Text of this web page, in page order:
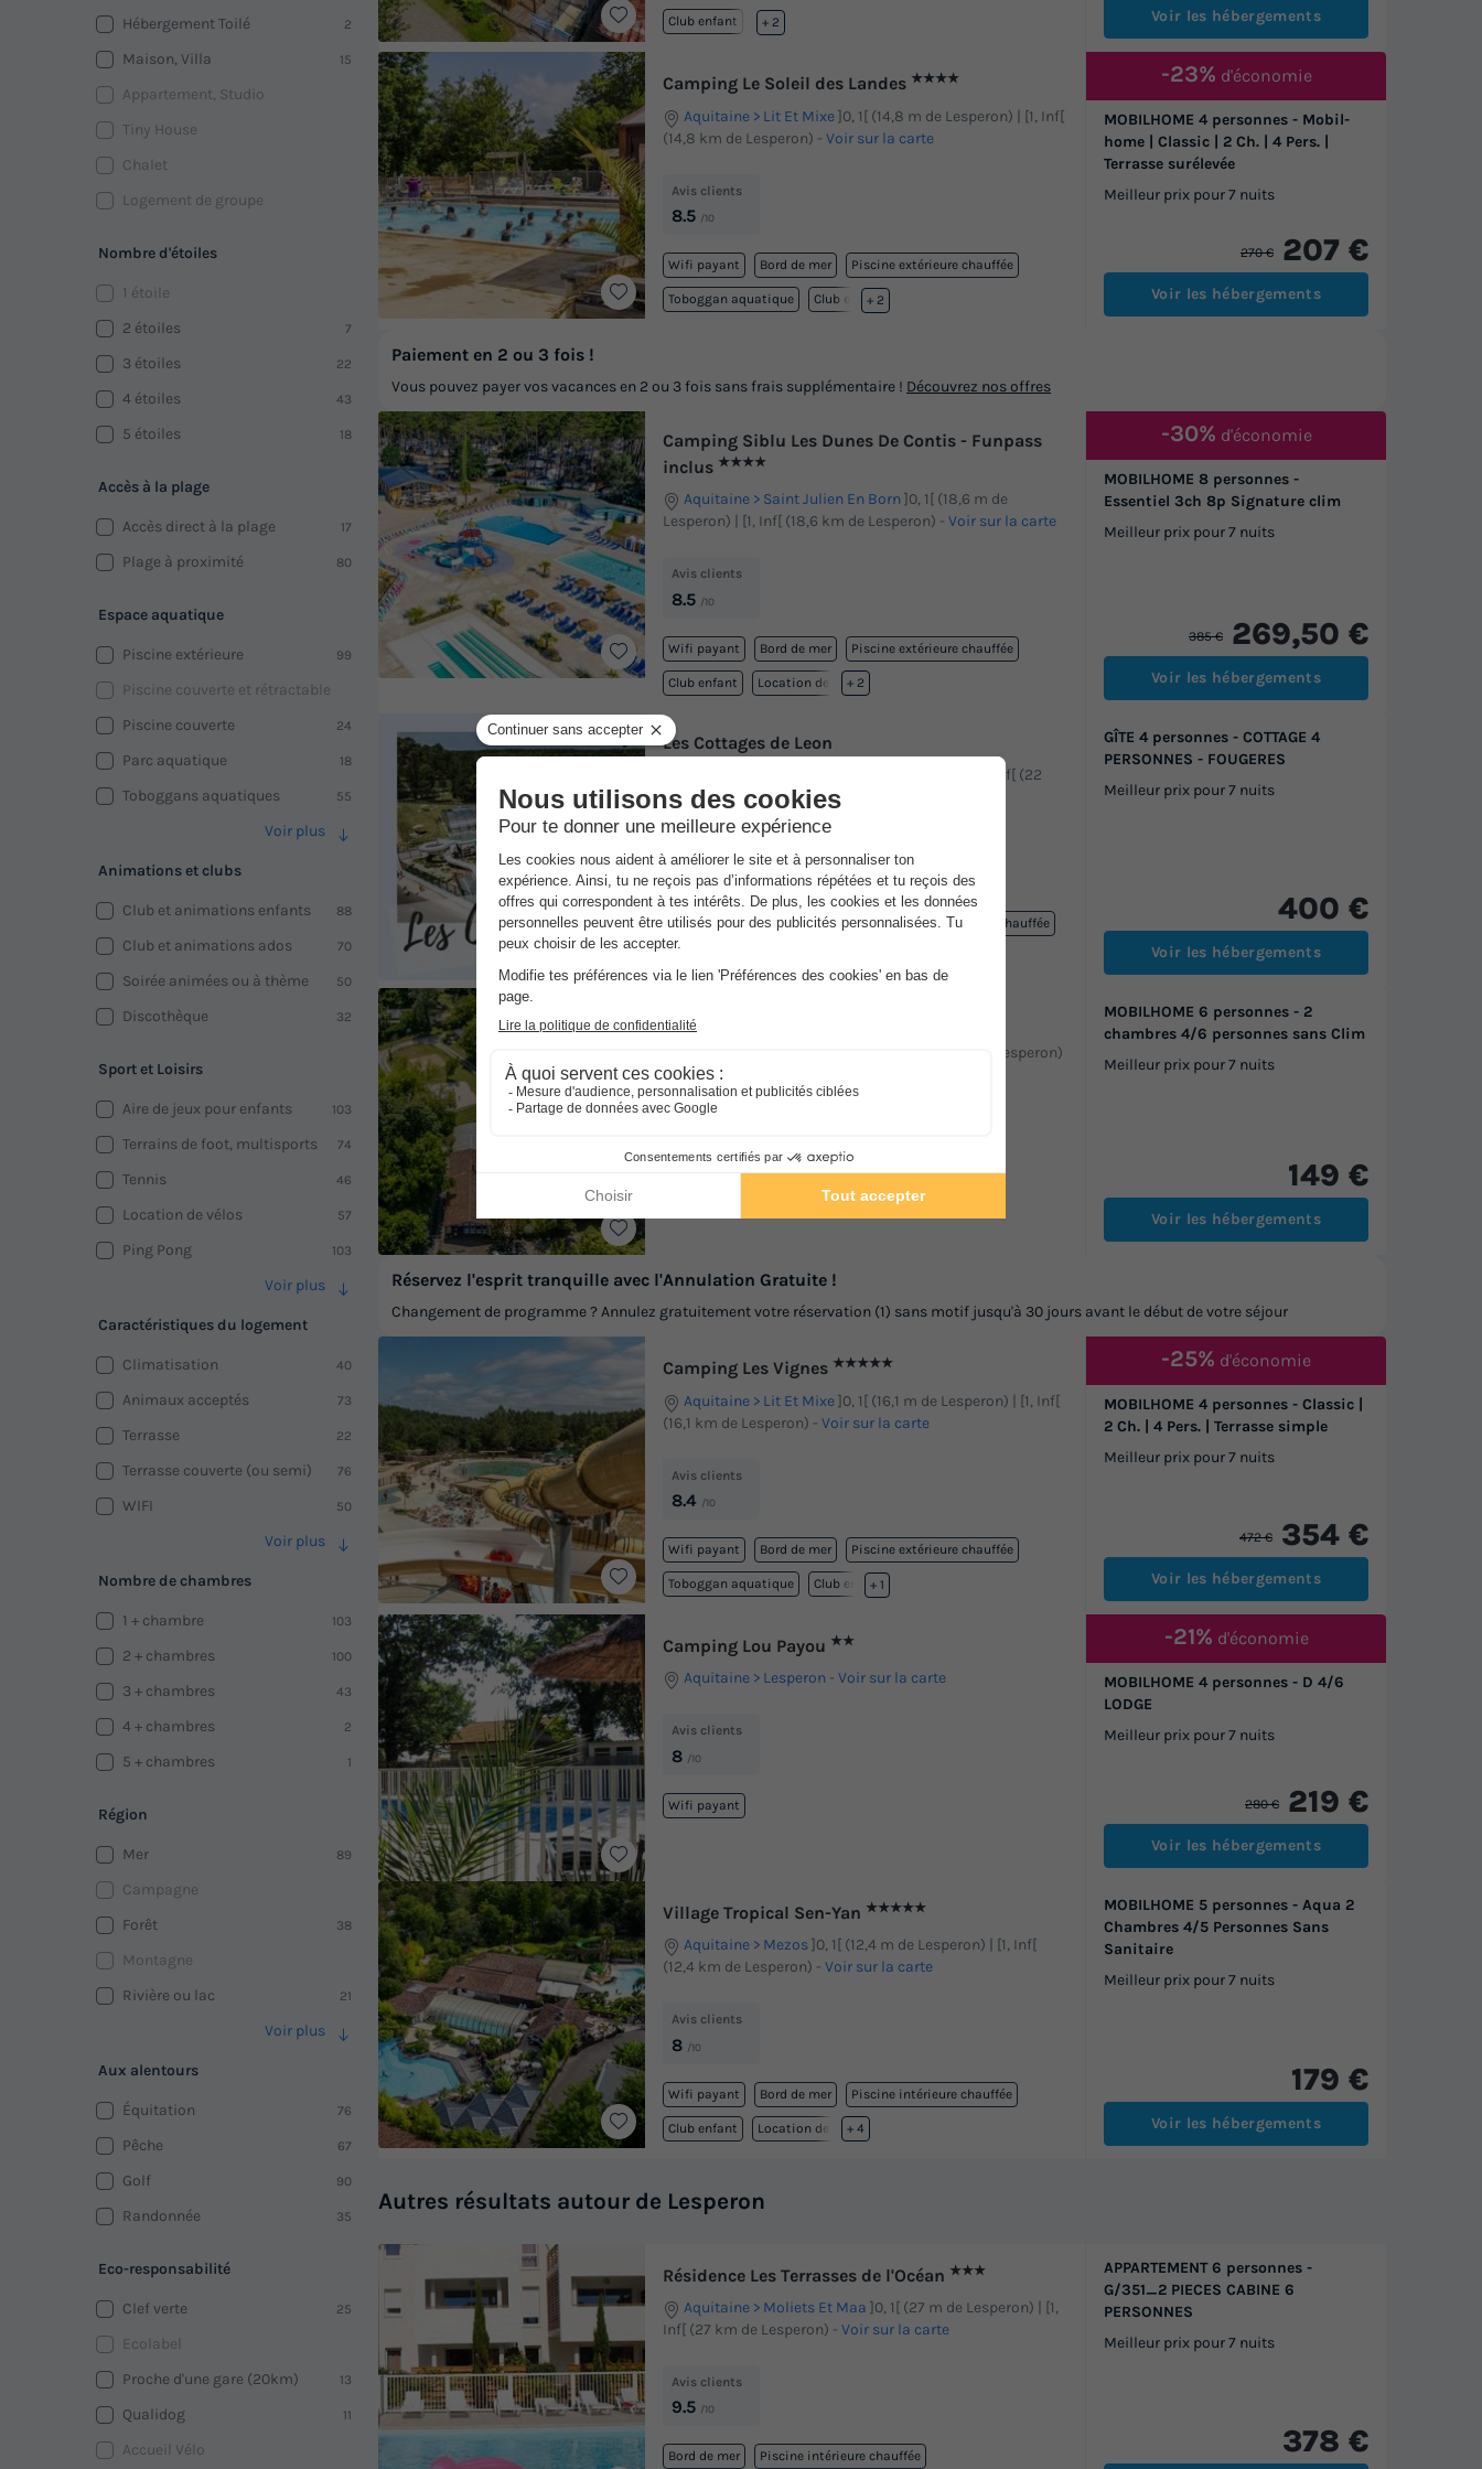
Hébergement Toilé 2
Maison, Villa 15
Appartement, Studio
Tiny House
Chalet
Logement de groupe
Nombre d'étoiles
1 étoile
2 étoiles
7
3 étoiles 22
4 étoiles 43
5 étoiles 18
Accès à la plage
Accès direct à la plage 17
Plage à proximité 80
Espace aquatique
Piscine extérieure 99
Piscine couverte et rétractable
Piscine couverte
24
Parc aquatique 18
Toboggans aquatiques 55
Voir plus
Animations et clubs
Club et animations enfants 88
Club et animations ados 70
Soirée animées ou à thème 50
Discothèque 32
Sport et Loisirs
Aire de jeux pour enfants 103
Terrains de foot, multisports 74
Tennis 46
Location de vélos 57
Ping Pong 103
Voir plus
Caractéristiques du logement
Climatisation 40
Animaux acceptés 73
Terrasse 22
Terrasse couverte (ou semi) 76
WIFI 50
Voir plus
Nombre de chambres
1 + chambre 103
2 + chambres 100
3 + chambres 43
4 + chambres 2
5 + chambres 1
Région
Mer 89
Campagne
Forêt
38
Montagne
Rivière ou lac
21
Voir plus
Aux alentours
Équitation 76
Pêche 67
Golf 90
Randonnée 35
Eco-responsabilité
Clef verte 25
Ecolabel
Proche d'une gare (20km)
13
Qualidog 11
Accueil Vélo
Club enfant Lac
+ 2 Voir les hébergements
Camping Le Soleil des Landes ★★★★
Aquitaine Lit Et Mixe]0, 1[ (14,8 m de Lesperon) | [1, Inf[
(14,8 km de Lesperon) - Voir sur la carte
Avis clients
8.5 /10
Wifi payant Bord de mer Piscine extérieure chauffée
Toboggan aquatique Club enfant
+ 2
MOBILHOME 4 personnes - Mobil-
home | Classic | 2 Ch. | 4 Pers. |
Terrasse surélevée
Meilleur prix pour 7 nuits
270 € 207 €
-23% d'économie
Voir les hébergements
Camping Siblu Les Dunes De Contis - Funpass
inclus ★★★★
Aquitaine Saint Julien En Born ]0, 1[ (18,6 m de
Lesperon) | [1, Inf[ (18,6 km de Lesperon) - Voir sur la carte
Avis clients
8.5 /10
Wifi payant Bord de mer Piscine extérieure chauffée
Club enfant Location de vélos
+ 2
MOBILHOME 8 personnes -
Essentiel 3ch 8p Signature clim
Meilleur prix pour 7 nuits
385 € 269,50 €
-30% d'économie
Voir les hébergements
Les Cottages de Leon
]0, 1[ (22 m de Lesperon) | [1, Inf[ (22
km de Lesperon)- Voir sur la carte
8.5 /10
Point Wifi gratuit Bord de mer Piscine extérieure chauffée
GÎTE 4 personnes - COTTAGE 4
PERSONNES - FOUGERES
Meilleur prix pour 7 nuits
400 €
Voir les hébergements
Camping l'Orée des Landes
]0, 1[ (10,5 m de Lesperon)
| [1, Inf[ (10,5 km de Lesperon)
8.4 /10
MOBILHOME 6 personnes - 2
chambres 4/6 personnes sans Clim
Meilleur prix pour 7 nuits
149 €
Voir les hébergements
Camping Les Vignes ★★★★★
Aquitaine Lit Et Mixe]0, 1[ (16,1 m de Lesperon) | [1, Inf[
(16,1 km de Lesperon) - Voir sur la carte
Avis clients
8.4 /10
Wifi payant Bord de mer Piscine extérieure chauffée
Toboggan aquatique Club enfant
+ 1
MOBILHOME 4 personnes - Classic |
2 Ch. | 4 Pers. | Terrasse simple
Meilleur prix pour 7 nuits
472 € 354 €
-25% d'économie
Voir les hébergements
Camping Lou Payou ★★
Aquitaine Lesperon -Voir sur la carte
Avis clients
8 /10
Wifi payant
MOBILHOME 4 personnes - D 4/6
LODGE
Meilleur prix pour 7 nuits
280 € 219 €
-21% d'économie
Voir les hébergements
Village Tropical Sen-Yan ★★★★★
Aquitaine Mezos]0, 1[ (12,4 m de Lesperon) | [1, Inf[
(12,4 km de Lesperon) - Voir sur la carte
Avis clients
8 /10
Wifi payant Bord de mer Piscine intérieure chauffée
Club enfant Location de vélos
+ 4
MOBILHOME 5 personnes - Aqua 2
Chambres 4/5 Personnes Sans
Sanitaire
Meilleur prix pour 7 nuits
179 €
Voir les hébergements
Autres résultats autour de Lesperon
Résidence Les Terrasses de l'Océan ★★★
Aquitaine Moliets Et Maa ]0, 1[ (27 m de Lesperon) | [1,
Inf[ (27 km de Lesperon) - Voir sur la carte
Avis clients
9.5 /10
Bord de mer Piscine intérieure chauffée
APPARTEMENT 6 personnes -
G/351_2 PIECES CABINE 6
PERSONNES
Meilleur prix pour 7 nuits
378 €
Paiement en 2 ou 3 fois !
Vous pouvez payer vos vacances en 2 ou 3 fois sans frais supplémentaire ! Découvrez nos offres
Réservez l'esprit tranquille avec l'Annulation Gratuite !
Changement de programme ? Annulez gratuitement votre réservation (1) sans motif jusqu'à 30 jours avant le début de votre séjour